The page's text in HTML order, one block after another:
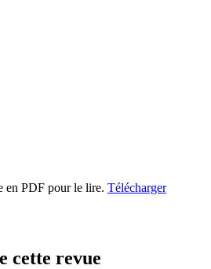
en PDF pour le lire. Télécharger
cette revue